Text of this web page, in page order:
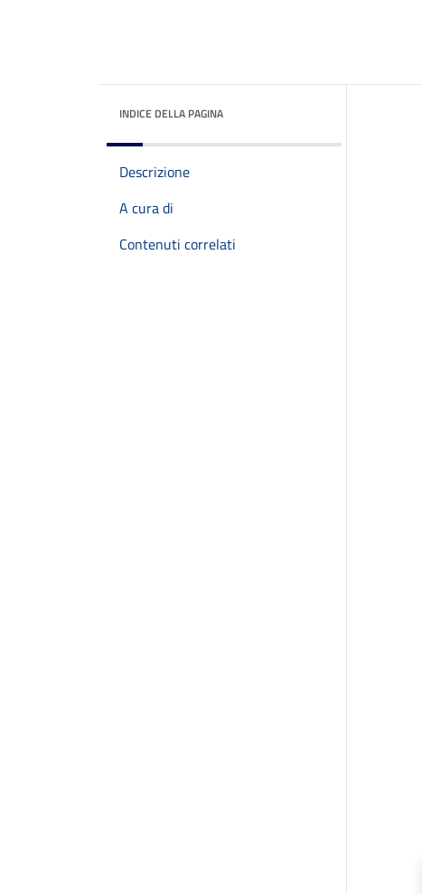
INDICE DELLA PAGINA
Descrizione
A cura di
Contenuti correlati